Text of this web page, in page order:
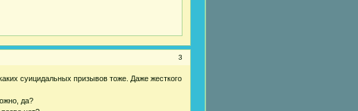
3
суицидальных призывов тоже. Даже жесткого
да?